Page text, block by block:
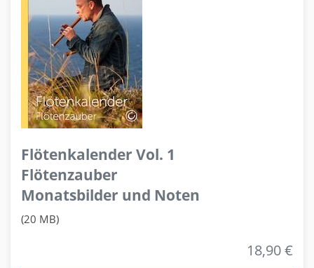
Flötenkalender Vol. 1
Flötenzauber
Monatsbilder und Noten
(20 MB)
18,90 €